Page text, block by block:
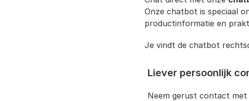
Onze chatbot is speciaal
productinformatie en
Je vindt de chatbot
Liever persoonlijk
Neem gerust contact met